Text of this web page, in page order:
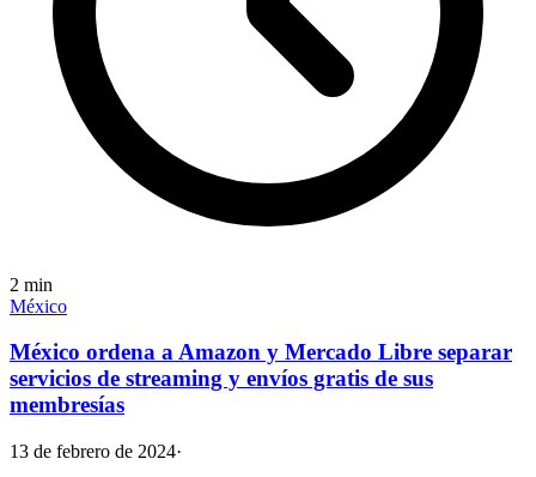
2 min
México
México ordena a Amazon y Mercado Libre separar
servicios de streaming y envíos gratis de sus
membresías
13 de febrero de 2024·